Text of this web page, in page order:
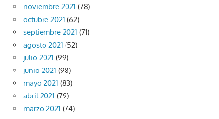
noviembre 2021 (78)
octubre 2021 (62)
septiembre 2021 (71)
agosto 2021 (52)
julio 2021 (99)
junio 2021 (98)
mayo 2021 (83)
abril 2021 (79)
marzo 2021 (74)